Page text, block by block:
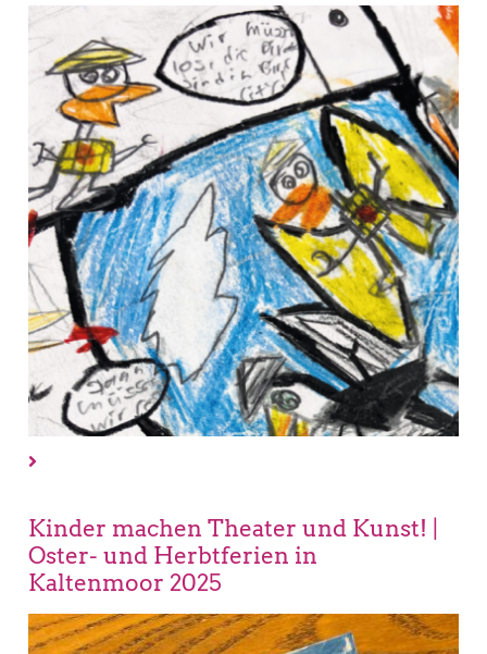
Kinder machen Theater und Kunst! |
Oster- und Herbtferien in
Kaltenmoor 2025